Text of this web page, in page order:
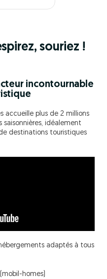
souriez !
incontournable
accueille plus de 2 millions
saisonnières, idéalement
destinations touristiques
adaptés à tous
homes)